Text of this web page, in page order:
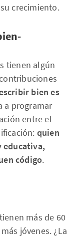
crecimiento.
tienen algún
bien es
a programar
entre el
quien
educativa,
código.
más de 60
jóvenes. ¿La